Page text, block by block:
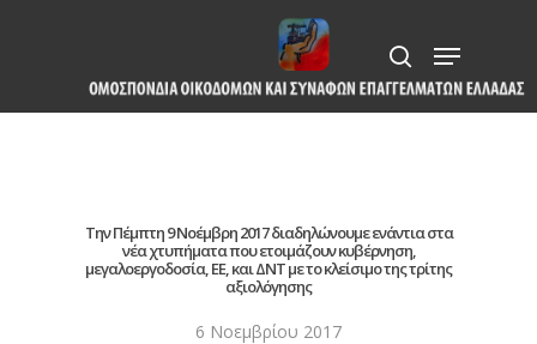
content
search
Menu
Την Πέμπτη 9 Νοέμβρη 2017 διαδηλώνουμε ενάντια στα
νέα χτυπήματα που ετοιμάζουν κυβέρνηση,
μεγαλοεργοδοσία, ΕΕ, και ΔΝΤ με το κλείσιμο της τρίτης
αξιολόγησης
6 Νοεμβρίου 2017